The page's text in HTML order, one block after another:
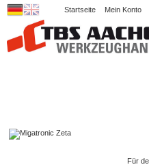
Startseite Mein Konto
Für